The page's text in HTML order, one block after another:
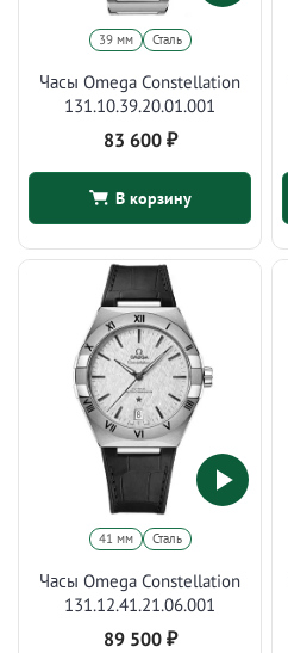
39 мм Сталь
Часы Omega Constellation
131.10.39.20.01.001
83 600 ₽
В корзину
41 мм Сталь
Часы Omega Constellation
131.12.41.21.06.001
89 500 ₽